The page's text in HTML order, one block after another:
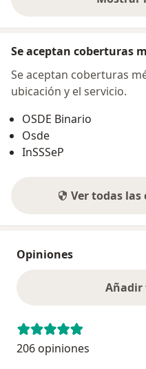
Se aceptan coberturas
Se aceptan coberturas
ubicación y el servicio.
OSDE Binario
Osde
InSSSeP
Ver todas
Opiniones
206 opiniones